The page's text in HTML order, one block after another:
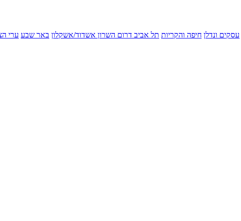
עסקים ונדלן חיפה והקריות תל אביב דרום השרון אשדוד/אשקלון באר שבע ערי